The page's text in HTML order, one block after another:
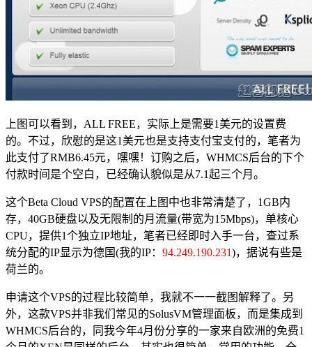
上图可以看到，ALL FREE，实际上是需要1美元的设置费
的。不过，欣慰的是这1美元也是支持支付宝支付的，笔者为
此支付了RMB6.45元，嘿嘿！订购之后，WHMCS后台的下个
付款时间是个空白，已经确认貌似是从7.1起三个月。
这个Beta Cloud VPS的配置在上图中也非常清楚了，1GB内
存，40GB硬盘以及无限制的月流量(带宽为15Mbps)，单核心
CPU，提供1个独立IP地址，笔者已经即时入手一台，查过系
统分配的IP显示为德国(我的IP： 94.249.190.231)，据说有些是
荷兰的。
申请这个VPS的过程比较简单，我就不一一截图解释了。另
外，这款VPS并非我们常见的SolusVM管理面板，而是集成到
WHMCS后台的，同我今年4月份分享的一家来自欧洲的免费1